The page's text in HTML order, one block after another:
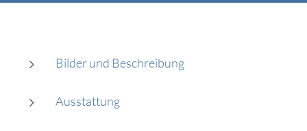
AHRENSHOOP
Bilder und Beschreibung
Ausstattung